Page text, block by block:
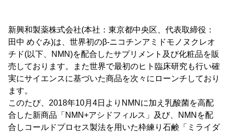
新興和製薬株式会社(本社：東京都中央区、代表取締役：
田中 めぐみ)は、世界初のβ-ニコチンアミドモノヌクレオ
チド(以下、NMN)を配合したサプリメント及び化粧品を販
売しております。また世界で最初のヒト臨床研究も行い確
実にサイエンスに基づいた商品を次々にローンチしており
ます。
このたび、2018年10月4日よりNMNに加え乳酸菌を高配
合した新商品「NMN+アシドフィルス」及び、NMNを配
合しコールドプロセス製法を用いた枠練り石鹸「ミライダ